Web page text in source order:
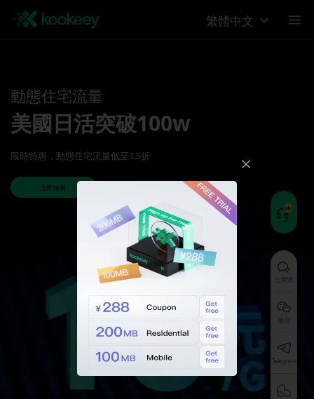
繁體中文
動態住宅流量
美國日活突破100w
限時特惠，動態住宅流量低至3.5折
立即搶購
公衆號
微信
Telegram